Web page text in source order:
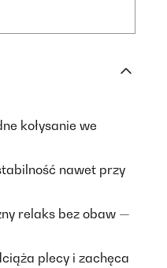
kołysanie we
nawet przy
relaks bez obaw —
plecy i zachęca